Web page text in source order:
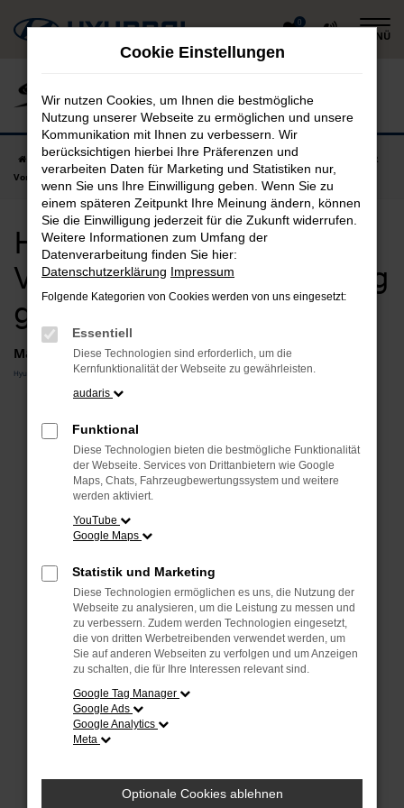
Zum
Hauptinhalt
0
MENÜ
Startseite Ismaning Hyundai Hyundai INSTER
Hyundai INSTER
Vorführwagen in Ismaning günstig kaufen
Hyundai INSTER
Vorführwagen in Ismaning
günstig kaufen
Marken
Hyundai
Fehler: Network Error
Beim Laden ist ein Fehler aufgetreten.
Hier sind ein paar Tipps, die dir helfen können:
Überprüfe deine Firewall und deine
Internetverbindung.
Laden andere Webseiten, zum Beispiel deine
Prüfe deine Browsererweiterungen.
Manche Erweiterungen, wie Werbeblocker, können
das Laden bestimmter Seiten verhindern.
Funktioniert die Seite in einem anderen Browser
oder in einem privaten Fenster?
Starte dein Gerät neu.
Das kann manchmal helfen, vorübergehende
Probleme zu beheben.
Veraltete Software birgt nicht nur ein
Cookie Einstellungen
Wir nutzen Cookies, um Ihnen die bestmögliche
Nutzung unserer Webseite zu ermöglichen und unsere
Kommunikation mit Ihnen zu verbessern. Wir
berücksichtigen hierbei Ihre Präferenzen und
verarbeiten Daten für Marketing und Statistiken nur,
wenn Sie uns Ihre Einwilligung geben. Wenn Sie zu
einem späteren Zeitpunkt Ihre Meinung ändern, können
Sie die Einwilligung jederzeit für die Zukunft widerrufen.
Weitere Informationen zum Umfang der
Datenverarbeitung finden Sie hier:
Datenschutzerklärung Impressum
Folgende Kategorien von Cookies werden von uns eingesetzt:
Essentiell
Diese Technologien sind erforderlich, um die
Kernfunktionalität der Webseite zu gewährleisten.
audaris
Funktional
Diese Technologien bieten die bestmögliche Funktionalität
der Webseite. Services von Drittanbietern wie Google
Maps, Chats, Fahrzeugbewertungssystem und weitere
werden aktiviert.
YouTube
Google Maps
Statistik und Marketing
Diese Technologien ermöglichen es uns, die Nutzung der
Webseite zu analysieren, um die Leistung zu messen und
zu verbessern. Zudem werden Technologien eingesetzt,
die von dritten Werbetreibenden verwendet werden, um
Sie auf anderen Webseiten zu verfolgen und um Anzeigen
zu schalten, die für Ihre Interessen relevant sind.
Google Tag Manager
Google Ads
Google Analytics
Meta
Optionale Cookies ablehnen